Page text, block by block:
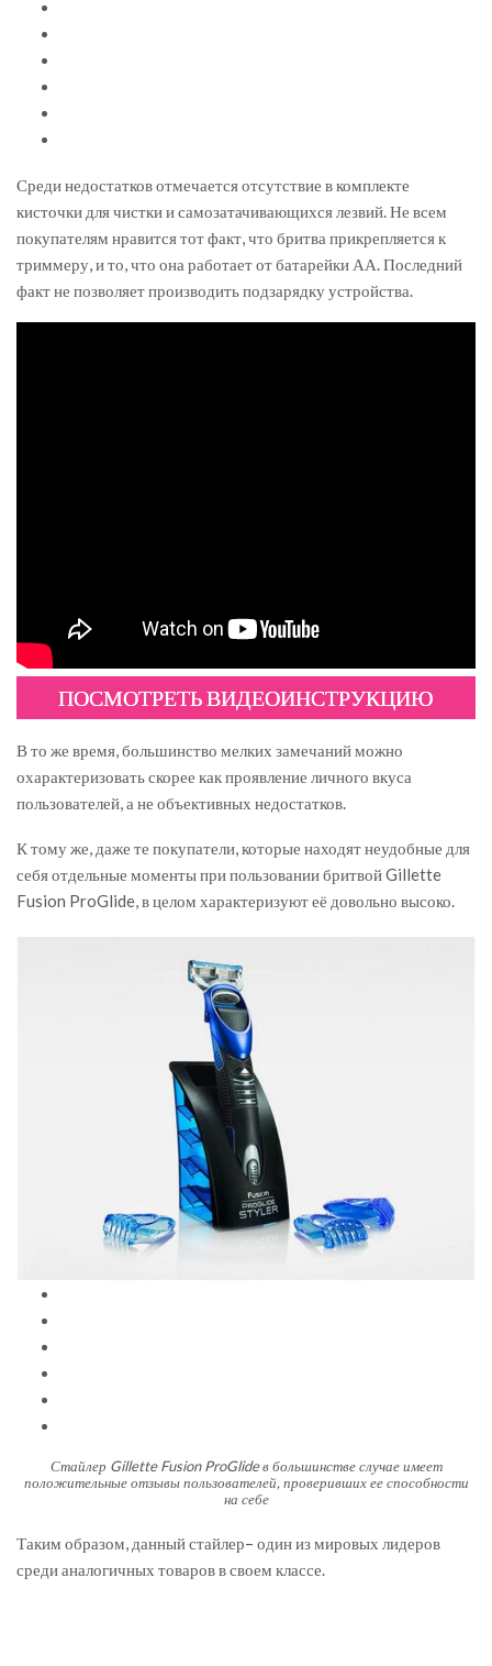
Среди недостатков отмечается отсутствие в комплекте
кисточки для чистки и самозатачивающихся лезвий. Не всем
покупателям нравится тот факт, что бритва прикрепляется к
триммеру, и то, что она работает от батарейки АА. Последний
факт не позволяет производить подзарядку устройства.
ПОСМОТРЕТЬ ВИДЕОИНСТРУКЦИЮ
В то же время, большинство мелких замечаний можно
охарактеризовать скорее как проявление личного вкуса
пользователей, а не объективных недостатков.
К тому же, даже те покупатели, которые находят неудобные для
себя отдельные моменты при пользовании бритвой Gillette
Fusion ProGlide, в целом характеризуют её довольно высоко.
Стайлер Gillette Fusion ProGlide в большинстве случае имеет
положительные отзывы пользователей, проверивших ее способности
на себе
Таким образом, данный стайлер– один из мировых лидеров
среди аналогичных товаров в своем классе.